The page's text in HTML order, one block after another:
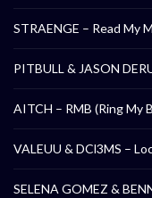
STRAENGE – Read My
PITBULL & JASON
AITCH – RMB (Ring My
VALEUU & DCl3MS –
SELENA GOMEZ &